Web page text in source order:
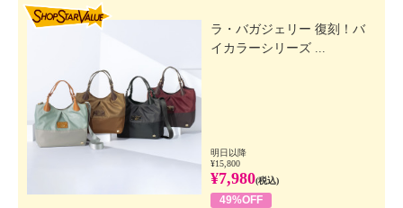
ラ・バガジェリー 復刻！バ
イカラーシリーズ ...
明日以降
¥15,800
¥7,980(税込)
49%OFF